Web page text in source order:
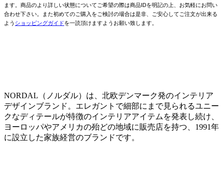
ます。商品のより詳しい状態についてご希望の際は商品IDを明記の上、お気軽にお問い
合わせ下さい。また初めてのご購入をご検討の場合は是非、ご安心してご注文が出来る
よう ショッピングガイドを一読頂けますようお願い致します。
NORDAL（ノルダル）は、北欧デンマーク発のインテリア
デザインブランド。エレガントで細部にまで見られるユニー
クなディテールが特徴のインテリアアイテムを発表し続け、
ヨーロッパやアメリカの殆どの地域に販売店を持つ、1991年
に設立した家族経営のブランドです。